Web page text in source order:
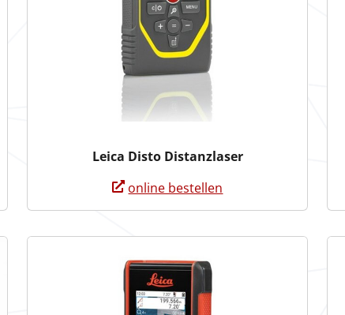
Leica Disto Distanzlaser
online bestellen